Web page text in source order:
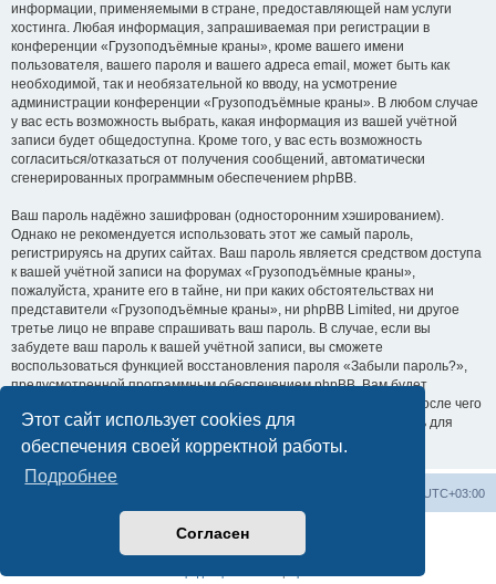
Этот сайт использует cookies для
обеспечения своей корректной работы.
Подробнее
Согласен
информации, применяемыми в стране, предоставляющей нам услуги
хостинга. Любая информация, запрашиваемая при регистрации в
конференции «Грузоподъёмные краны», кроме вашего имени
пользователя, вашего пароля и вашего адреса email, может быть как
необходимой, так и необязательной ко вводу, на усмотрение
администрации конференции «Грузоподъёмные краны». В любом случае
у вас есть возможность выбрать, какая информация из вашей учётной
записи будет общедоступна. Кроме того, у вас есть возможность
согласиться/отказаться от получения сообщений, автоматически
сгенерированных программным обеспечением phpBB.
Ваш пароль надёжно зашифрован (односторонним хэшированием).
Однако не рекомендуется использовать этот же самый пароль,
регистрируясь на других сайтах. Ваш пароль является средством доступа
к вашей учётной записи на форумах «Грузоподъёмные краны»,
пожалуйста, храните его в тайне, ни при каких обстоятельствах ни
представители «Грузоподъёмные краны», ни phpBB Limited, ни другое
третье лицо не вправе спрашивать ваш пароль. В случае, если вы
забудете ваш пароль к вашей учётной записи, вы сможете
воспользоваться функцией восстановления пароля «Забыли пароль?»,
предусмотренной программным обеспечением phpBB. Вам будет
необходимо ввести ваше имя пользователя и ваш адрес email, после чего
программное обеспечение phpBB сгенерирует вам новый пароль для
вашей учётной записи.
UTC+03:00
Создано на основеphpBB® Forum Software © phpBB Limited
Русская поддержка phpBB